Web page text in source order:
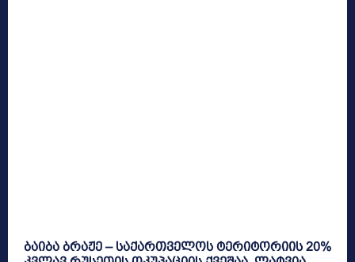
ბაიბა ბრაჟე – საქართველოს ტერიტორიის 20%